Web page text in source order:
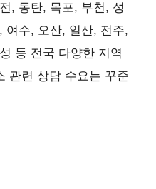
, 동탄, 목포, 부천, 성
여수, 오산, 일산, 전주,
등 전국 다양한 지역
관련 상담 수요는 꾸준